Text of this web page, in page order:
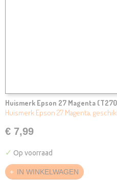
Huismerk Epson 27 Magenta
Huismerk Epson 27 Magenta,
€ 7,99
✓ Op voorraad
IN WINKELWAGEN